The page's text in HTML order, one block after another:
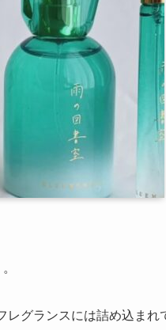
。
レグランスには詰め込まれ